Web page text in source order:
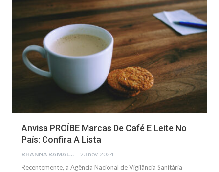
Anvisa PROÍBE Marcas De Café E Leite No
País: Confira A Lista
RHANNA RAMALHO 23 nov, 2024
Recentemente, a Agência Nacional de Vigilância Sanitária